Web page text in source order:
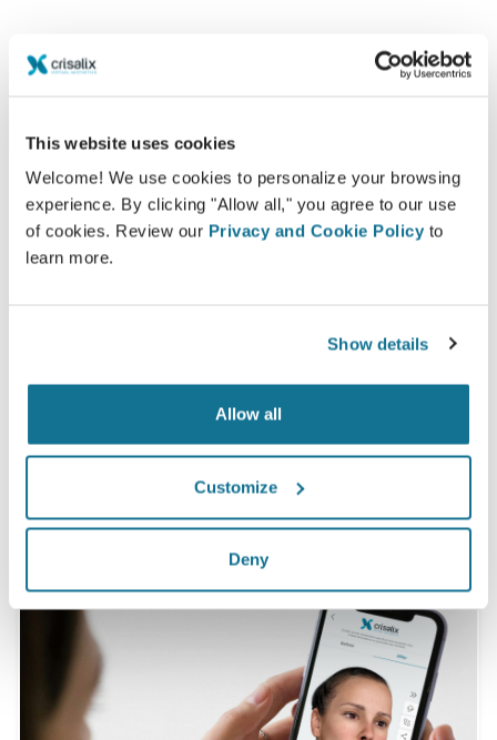
This website uses cookies
Welcome! We use cookies to personalize your browsing
experience. By clicking "Allow all," you agree to our use
of cookies. Review our Privacy and Cookie Policy to
learn more.
Show details
Allow all
Customize
Deny
参与这项决策过程，可以帮助病人自己做出决定
的3D模拟之后，她们要么满足，要么非常满意她们的
手术
*在线调查显示：在瑞士，2010年5月-2011年9月经历过隆胸手术的